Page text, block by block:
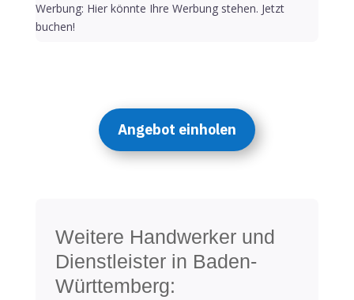
Werbung: Hier könnte Ihre Werbung stehen. Jetzt
buchen!
Angebot einholen
Weitere Handwerker und
Dienstleister in Baden-
Württemberg: